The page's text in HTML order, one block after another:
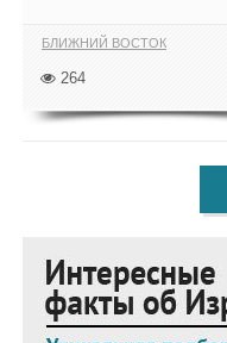
БЛИЖНИЙ ВОСТОК
264